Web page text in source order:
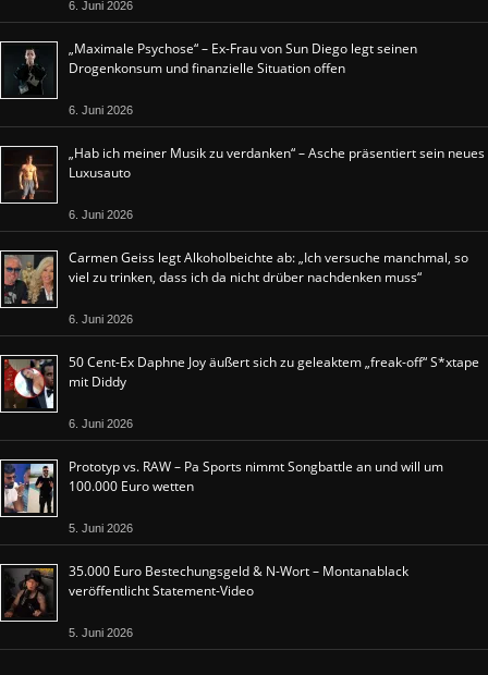
6. Juni 2026
„Maximale Psychose“ – Ex-Frau von Sun Diego legt seinen
Drogenkonsum und finanzielle Situation offen
6. Juni 2026
„Hab ich meiner Musik zu verdanken“ – Asche präsentiert sein neues
Luxusauto
6. Juni 2026
Carmen Geiss legt Alkoholbeichte ab: „Ich versuche manchmal, so
viel zu trinken, dass ich da nicht drüber nachdenken muss“
6. Juni 2026
50 Cent-Ex Daphne Joy äußert sich zu geleaktem „freak-off“ S*xtape
mit Diddy
6. Juni 2026
Prototyp vs. RAW – Pa Sports nimmt Songbattle an und will um
100.000 Euro wetten
5. Juni 2026
35.000 Euro Bestechungsgeld & N-Wort – Montanablack
veröffentlicht Statement-Video
5. Juni 2026